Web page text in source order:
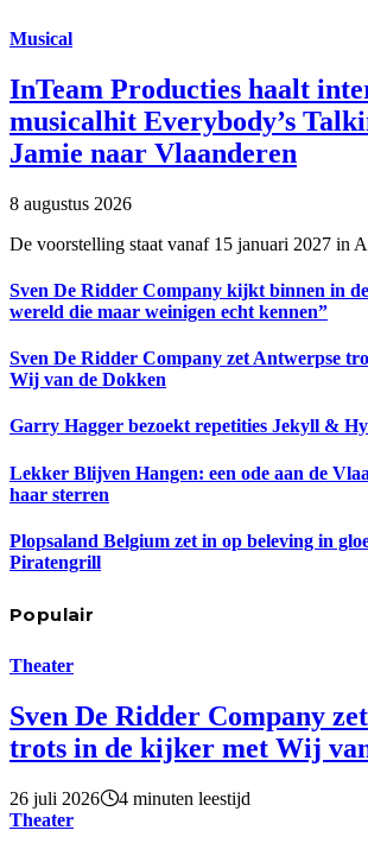
Musical
InTeam Producties haalt
musicalhit Everybody’s
Jamie naar Vlaanderen
8 augustus 2026
De voorstelling staat vanaf 15 januari 2027 in
Sven De Ridder Company kijkt binnen in
wereld die maar weinigen echt kennen”
Sven De Ridder Company zet Antwerpse
Wij van de Dokken
Garry Hagger bezoekt repetities Jekyll &
Lekker Blijven Hangen: een ode aan de
haar sterren
Plopsaland Belgium zet in op beleving in
Piratengrill
Populair
Theater
Sven De Ridder Company
trots in de kijker met Wij
26 juli 2026
4 minuten leestijd
Theater